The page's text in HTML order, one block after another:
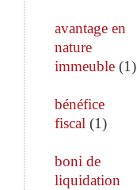
avantage en
nature
immeuble (1)
bénéfice
fiscal (1)
boni de
liquidation